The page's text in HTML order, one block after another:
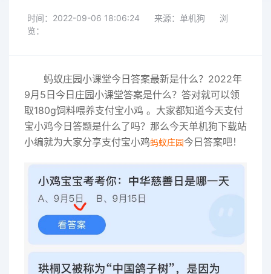
时间：2022-09-06 18:06:24 来源：单机狗
浏
览：
蚂蚁庄园小课堂今日答案最新是什么？2022年
9月5日今日庄园小课堂答案是什么？答对就可以领
取180g饲料喂养支付宝小鸡 。大家都知道今天支付
宝小鸡今日答题是什么了吗？那么今天单机狗下载站
小编就为大家分享支付宝小鸡蚂蚁庄园今日答案吧！